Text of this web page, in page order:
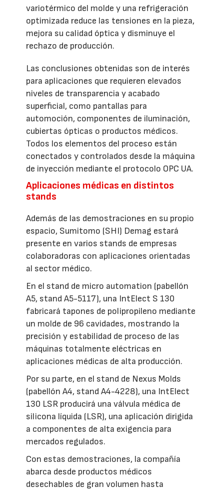
variotérmico del molde y una refrigeración
optimizada reduce las tensiones en la pieza,
mejora su calidad óptica y disminuye el
rechazo de producción.
Las conclusiones obtenidas son de interés
para aplicaciones que requieren elevados
niveles de transparencia y acabado
superficial, como pantallas para
automoción, componentes de iluminación,
cubiertas ópticas o productos médicos.
Todos los elementos del proceso están
conectados y controlados desde la máquina
de inyección mediante el protocolo OPC UA.
Aplicaciones médicas en distintos
stands
Además de las demostraciones en su propio
espacio, Sumitomo (SHI) Demag estará
presente en varios stands de empresas
colaboradoras con aplicaciones orientadas
al sector médico.
En el stand de micro automation (pabellón
A5, stand A5-5117), una IntElect S 130
fabricará tapones de polipropileno mediante
un molde de 96 cavidades, mostrando la
precisión y estabilidad de proceso de las
máquinas totalmente eléctricas en
aplicaciones médicas de alta producción.
Por su parte, en el stand de Nexus Molds
(pabellón A4, stand A4-4228), una IntElect
130 LSR producirá una válvula médica de
silicona líquida (LSR), una aplicación dirigida
a componentes de alta exigencia para
mercados regulados.
Con estas demostraciones, la compañía
abarca desde productos médicos
desechables de gran volumen hasta